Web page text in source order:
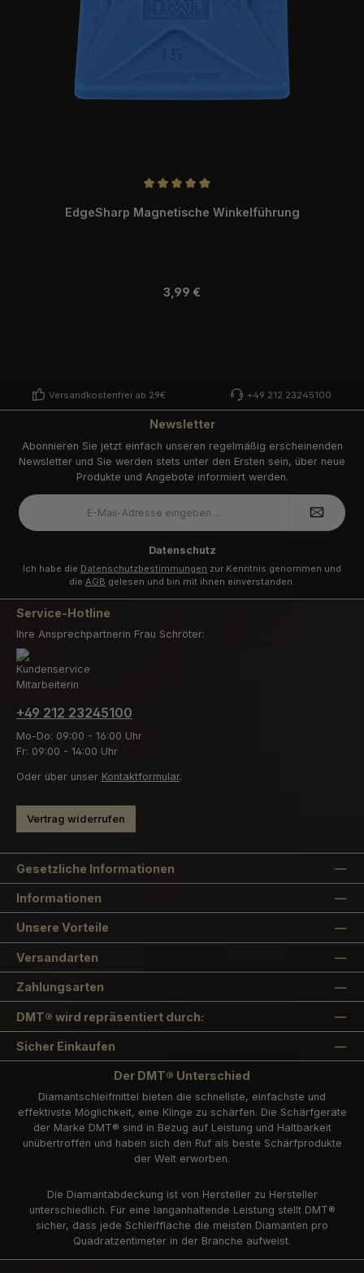
EdgeSharp Magnetische Winkelführung
Regulärer Preis:
3,99 €
Versandkostenfrei ab 29€ +49 212 23245100
Newsletter
Abonnieren Sie jetzt einfach unseren regelmäßig erscheinenden
Newsletter und Sie werden stets unter den Ersten sein, über neue
Produkte und Angebote informiert werden.
E-
Mail-
Adresse
Datenschutz
Ich habe die Datenschutzbestimmungen zur Kenntnis genommen und
die AGB gelesen und bin mit ihnen einverstanden.
Service-Hotline
Ihre Ansprechpartnerin Frau Schröter:
+49 212 23245100
Mo-Do: 09:00 - 16:00 Uhr
Fr: 09:00 - 14:00 Uhr
Oder über unser Kontaktformular.
Vertrag widerrufen
Gesetzliche Informationen
Informationen
Unsere Vorteile
Versandarten
Zahlungsarten
DMT® wird repräsentiert durch:
Sicher Einkaufen
Der DMT® Unterschied
Diamantschleifmittel bieten die schnellste, einfachste und
effektivste Möglichkeit, eine Klinge zu schärfen. Die Schärfgeräte
der Marke DMT® sind in Bezug auf Leistung und Haltbarkeit
unübertroffen und haben sich den Ruf als beste Schärfprodukte
der Welt erworben.
Die Diamantabdeckung ist von Hersteller zu Hersteller
unterschiedlich. Für eine langanhaltende Leistung stellt DMT®
sicher, dass jede Schleiffläche die meisten Diamanten pro
Quadratzentimeter in der Branche aufweist.